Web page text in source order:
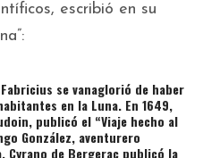
escribió en su
se vanaglorió de haber
en la Luna. En 1649,
publicó el “Viaje hecho al
González, aventurero
Cyrano de Bergerac publicó la